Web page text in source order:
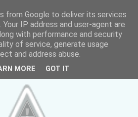
from Google to deliver its services
IP address and user-agent are
with performance and security
of service, generate usage
and address abuse.
MORE GOT IT